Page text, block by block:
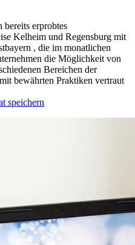
bereits erprobtes
Kelheim und Regensburg mit
, die im monatlichen
die Möglichkeit von
Bereichen der
bewährten Praktiken vertraut
speichern